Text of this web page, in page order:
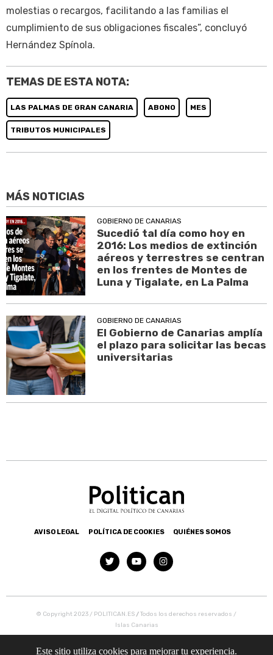
molestias o recargos, facilitando a las familias el
cumplimiento de sus obligaciones fiscales”, concluyó
Hernández Spínola.
TEMAS DE ESTA NOTA:
LAS PALMAS DE GRAN CANARIA ABONO MES
TRIBUTOS MUNICIPALES
MÁS NOTICIAS
GOBIERNO DE CANARIAS
Sucedió tal día como hoy en
2016: Los medios de extinción
aéreos y terrestres se centran
en los frentes de Montes de
Luna y Tigalate, en La Palma
GOBIERNO DE CANARIAS
El Gobierno de Canarias amplía
el plazo para solicitar las becas
universitarias
AVISO LEGAL POLÍTICA DE COOKIES QUIÉNES SOMOS
© Copyright 2023 / POLITICAN.ES /Todos los derechos reservados /
Islas Canarias
Este sitio utiliza cookies para mejorar tu experiencia.